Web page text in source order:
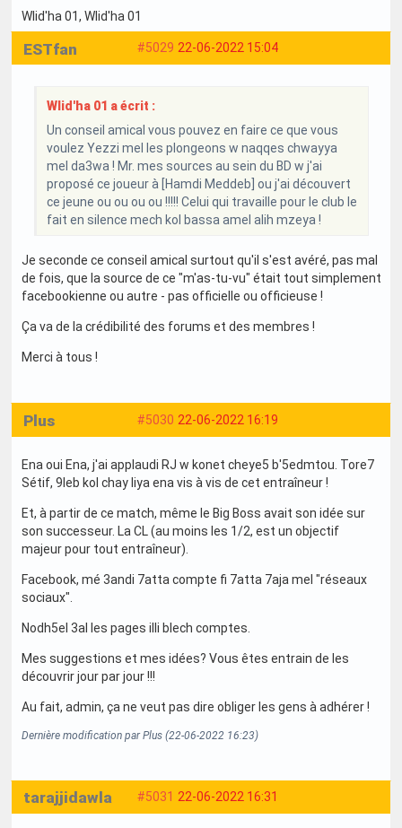
Wlid'ha 01, Wlid'ha 01
#5029 22-06-2022 15:04
ESTfan
Wlid'ha 01 a écrit :
Un conseil amical vous pouvez en faire ce que vous
voulez Yezzi mel les plongeons w naqqes chwayya
mel da3wa ! Mr. mes sources au sein du BD w j'ai
proposé ce joueur à [Hamdi Meddeb] ou j'ai découvert
ce jeune ou ou ou ou !!!!! Celui qui travaille pour le club le
fait en silence mech kol bassa amel alih mzeya !
Je seconde ce conseil amical surtout qu'il s'est avéré, pas mal
de fois, que la source de ce "m'as-tu-vu" était tout simplement
facebookienne ou autre - pas officielle ou officieuse !
Ça va de la crédibilité des forums et des membres !
Merci à tous !
#5030 22-06-2022 16:19
Plus
Ena oui Ena, j'ai applaudi RJ w konet cheye5 b'5edmtou. Tore7
Sétif, 9leb kol chay liya ena vis à vis de cet entraîneur !
Et, à partir de ce match, même le Big Boss avait son idée sur
son successeur. La CL (au moins les 1/2, est un objectif
majeur pour tout entraîneur).
Facebook, mé 3andi 7atta compte fi 7atta 7aja mel "réseaux
sociaux".
Nodh5el 3al les pages illi blech comptes.
Mes suggestions et mes idées? Vous êtes entrain de les
découvrir jour par jour !!!
Au fait, admin, ça ne veut pas dire obliger les gens à adhérer !
Dernière modification par Plus (22-06-2022 16:23)
#5031 22-06-2022 16:31
tarajjidawla